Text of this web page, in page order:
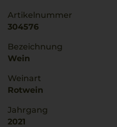
Artikelnummer
304576
Bezeichnung
Wein
Weinart
Rotwein
Jahrgang
2021